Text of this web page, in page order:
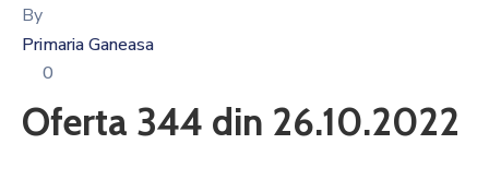
Comuna
Contact
By
Primaria Ganeasa
0
Oferta 344 din 26.10.2022